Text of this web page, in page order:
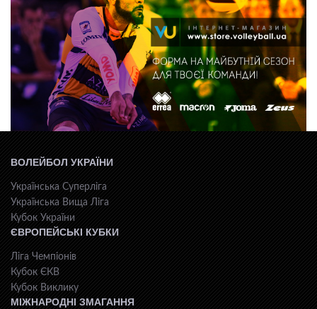
ВОЛЕЙБОЛ УКРАЇНИ
Українська Суперліга
Українська Вища Ліга
Кубок України
ЄВРОПЕЙСЬКІ КУБКИ
Ліга Чемпіонів
Кубок ЄКВ
Кубок Виклику
МІЖНАРОДНІ ЗМАГАННЯ